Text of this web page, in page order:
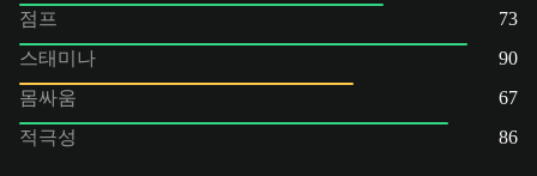
점프
73
스태미나
90
몸싸움
67
적극성
86